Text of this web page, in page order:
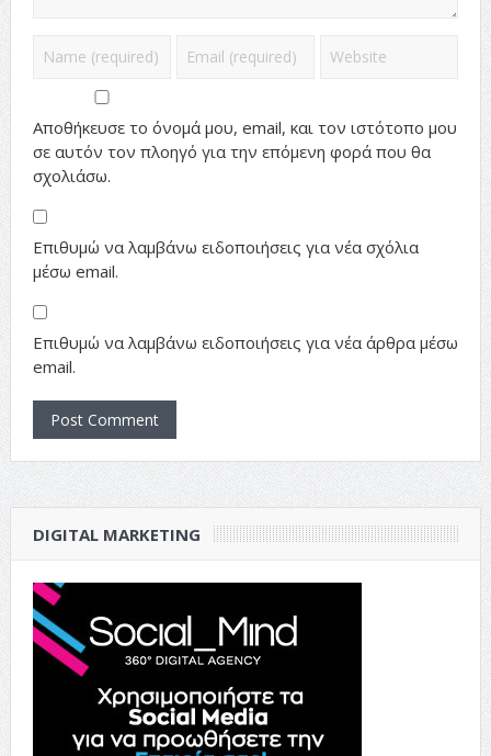
Αποθήκευσε το όνομά μου, email, και τον ιστότοπο μου
σε αυτόν τον πλοηγό για την επόμενη φορά που θα
σχολιάσω.
Επιθυμώ να λαμβάνω ειδοποιήσεις για νέα σχόλια
μέσω email.
Επιθυμώ να λαμβάνω ειδοποιήσεις για νέα άρθρα μέσω
email.
DIGITAL MARKETING